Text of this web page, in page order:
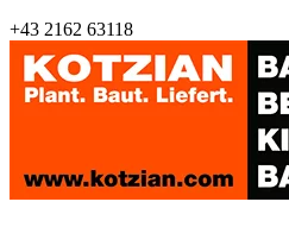
+43 2162 63118